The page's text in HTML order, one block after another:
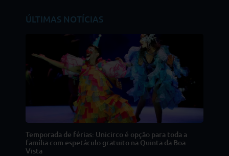
ÚLTIMAS NOTÍCIAS
Temporada de férias: Unicirco é opção para toda a
família com espetáculo gratuito na Quinta da Boa
Vista